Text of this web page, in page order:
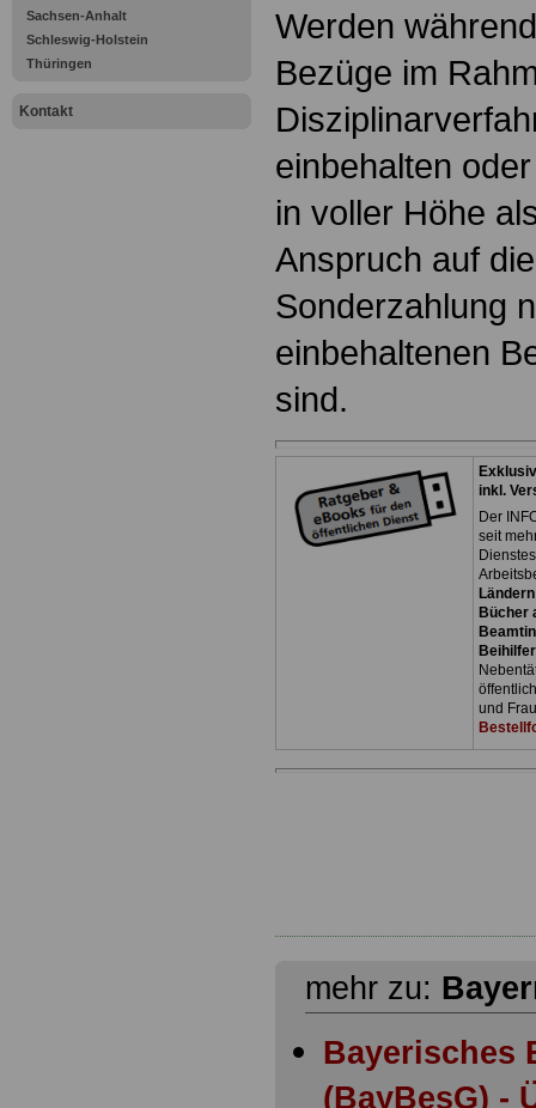
Sachsen-Anhalt
Schleswig-Holstein
Thüringen
Kontakt
Werden
Bezüge im
einbehalten
in voller Höhe
Anspruch auf
Sonderzahlung
einbehaltenen
sind.
inkl.
Der
seit
Ländern
Bücher
und
mehr zu:
Bayerisches